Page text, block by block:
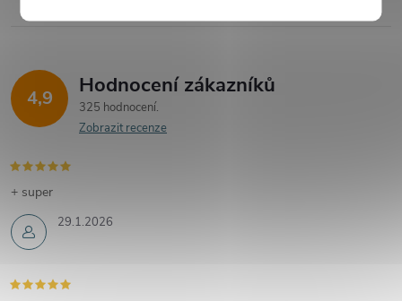
4,9 Hodnocení zákazníků
325 hodnocení
Zobrazit recenze
29.1.2026
+ super